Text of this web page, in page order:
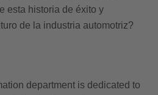
esta historia de éxito y
de la industria automotriz?
department is dedicated to